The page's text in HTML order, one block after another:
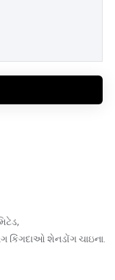
કિંગદાઓ શેનડોંગ ચાઇના.